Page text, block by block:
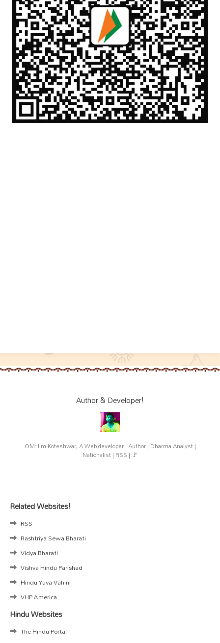
Author & Developer!
OM: I'm Koteshwar, A Web developer | Author | Dharma Analyst |
Nationalist | RSS | 🚩
Related Websites!
RSS
Rashtriya Sewa Bharati
Vidya Bharati
Vishva Hindu Parishad
Hindu Yuva Vahini
VHP America
Hindu Websites
The Hindu Portal